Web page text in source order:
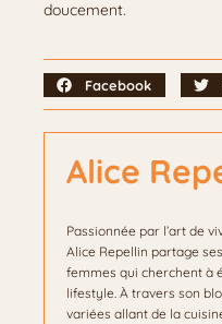
doucement.
Facebook
Alice
Passionnée par l’art de
Alice Repellin partage
femmes qui cherchent à
lifestyle. À travers son
variées allant de la